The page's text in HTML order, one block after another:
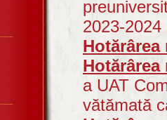
2023-2024
Hotărârea
Hotărârea
a UAT
vătămată